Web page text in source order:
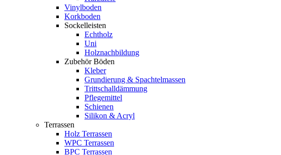
Vinylboden
Korkboden
Sockelleisten
Echtholz
Uni
Holznachbildung
Zubehör Böden
Kleber
Grundierung & Spachtelmassen
Trittschalldämmung
Pflegemittel
Schienen
Silikon & Acryl
Terrassen
Holz Terrassen
WPC Terrassen
BPC Terrassen